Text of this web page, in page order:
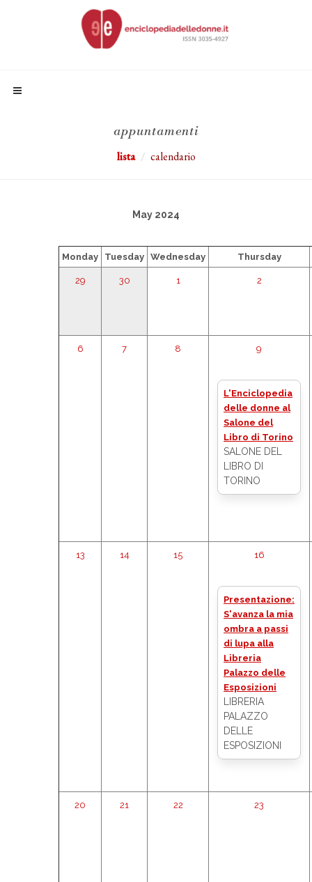
appuntamenti
lista calendario
May 2024
Monday Tuesday Wednesday Thursday
29 30 1 2
6 7 8 9
L'Enciclopedia
delle donne al
Salone del
Libro di Torino
SALONE DEL
LIBRO DI
TORINO
13 14 15 16
Presentazione:
S'avanza la mia
ombra a passi
di lupa alla
Libreria
Palazzo delle
Esposizioni
LIBRERIA
PALAZZO
DELLE
ESPOSIZIONI
20 21 22 23